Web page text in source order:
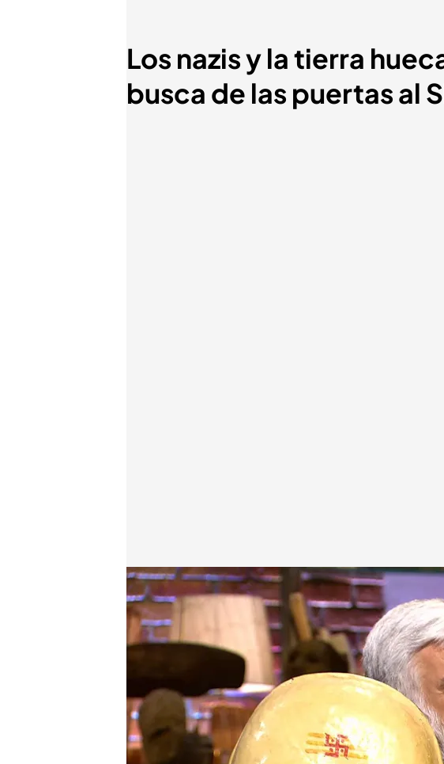
Los nazis y la tierra
busca de las puertas al
Los nazis y la tierra hueca
Cuarto Milenio
Los nazis buscaron durante años
conocida como "tierra hueca"
La tierra hueca es una teoría que
del planeta Tierra habitada por